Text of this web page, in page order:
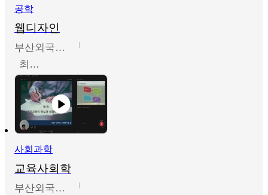
공학
웹디자인
부산외국어대학교
최진오
사회과학
교육사회학
부산외국어대학교